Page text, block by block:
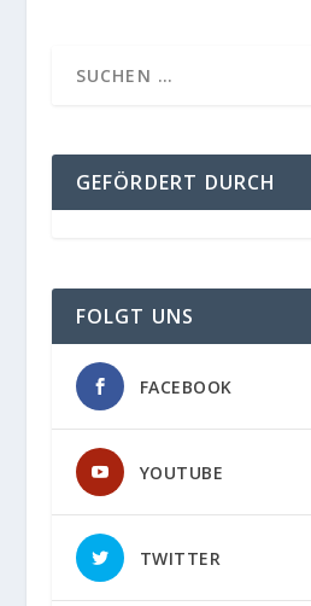
GEFÖRDERT DURCH
FOLGT UNS
FACEBOOK
YOUTUBE
TWITTER